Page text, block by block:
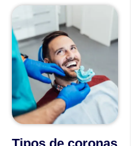
Tipos de coronas